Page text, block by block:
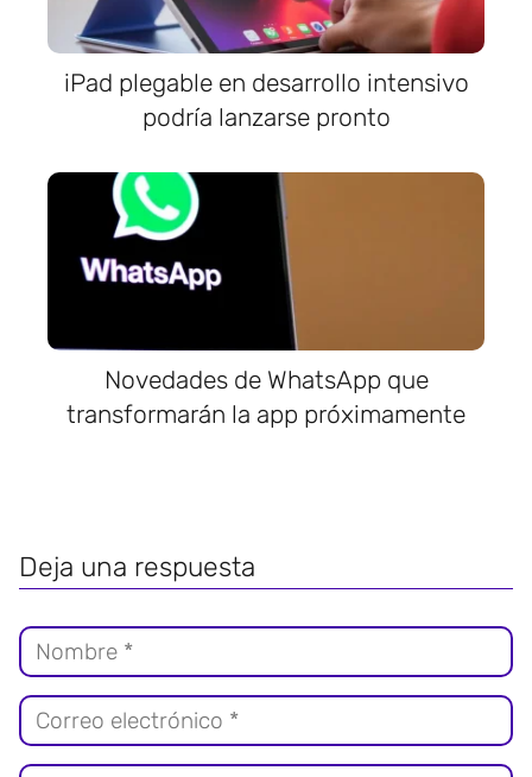
iPad plegable en desarrollo intensivo
podría lanzarse pronto
Novedades de WhatsApp que
transformarán la app próximamente
Deja una respuesta